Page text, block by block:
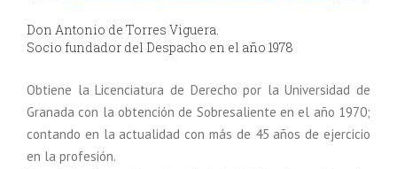
Don Antonio de Torres Viguera.
Socio fundador del Despacho en el año 1978
Obtiene la Licenciatura de Derecho por la Universidad de
Granada con la obtención de Sobresaliente en el año 1970;
contando en la actualidad con más de 45 años de ejercicio
en la profesión.